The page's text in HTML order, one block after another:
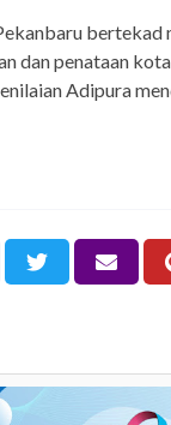
bertekad
dan penataan
Adipura